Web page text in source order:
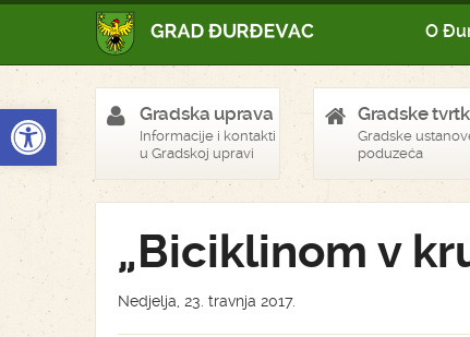
Open toolbar
O
Gradska uprava
Informacije i kontakti
u Gradskoj upravi
Gradske
Gradske
poduzeća
„Biciklinom v
Nedjelja, 23. travnja 2017.